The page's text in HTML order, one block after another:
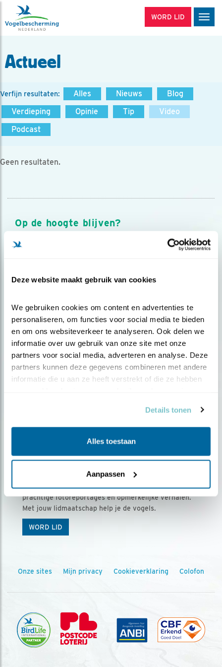
Deze website maakt gebruik van cookies
We gebruiken cookies om content en advertenties te
personaliseren, om functies voor social media te bieden
en om ons websiteverkeer te analyseren. Ook delen we
informatie over uw gebruik van onze site met onze
partners voor social media, adverteren en analyse. Deze
partners kunnen deze gegevens combineren met andere
informatie die u aan ze heeft verstrekt of die ze hebben
Details tonen
Alles toestaan
Aanpassen
WORD LID
Actueel
Verfijn resultaten: Alles Nieuws
Blog
Verdieping
Opinie Tip
Video
Podcast
Geen resultaten.
Op de hoogte blijven?
Meld je aan en ontvang nieuws, inspiratie, acties en tips
over vogels en activiteiten van Vogelbescherming.
Ontvang 5 x Vogels voor € 36,00 per jaar
Vogels is het tijdschrift voor onze leden, met
prachtige fotoreportages en opmerkelijke verhalen.
Met jouw lidmaatschap help je de vogels.
WORD LID
Onze sites Mijn privacy Cookieverklaring Colofon